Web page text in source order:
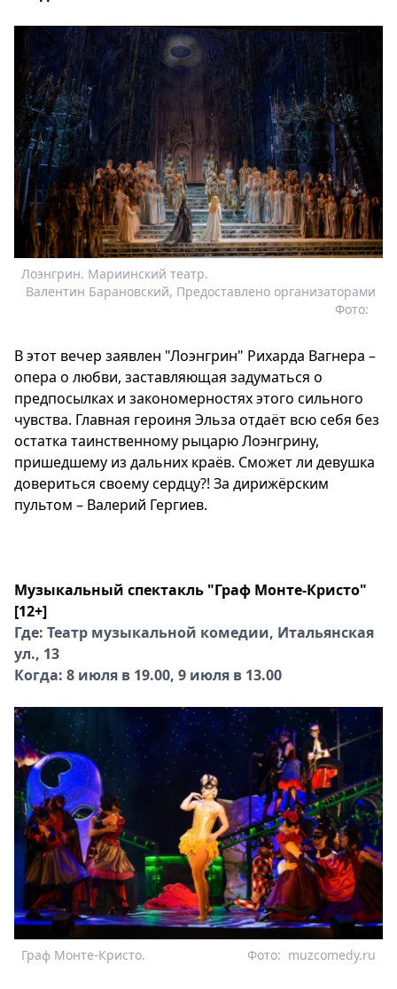
Лоэнгрин. Мариинский театр.
Валентин Барановский, Предоставлено организаторами
Фото:
В этот вечер заявлен "Лоэнгрин" Рихарда Вагнера –
опера о любви, заставляющая задуматься о
предпосылках и закономерностях этого сильного
чувства. Главная героиня Эльза отдаёт всю себя без
остатка таинственному рыцарю Лоэнгрину,
пришедшему из дальних краёв. Сможет ли девушка
довериться своему сердцу?! За дирижёрским
пультом – Валерий Гергиев.
Музыкальный спектакль "Граф Монте-Кристо"
[12+]
Где: Театр музыкальной комедии, Итальянская
ул., 13
Когда: 8 июля в 19.00, 9 июля в 13.00
Граф Монте-Кристо. muzcomedy.ru
Фото: